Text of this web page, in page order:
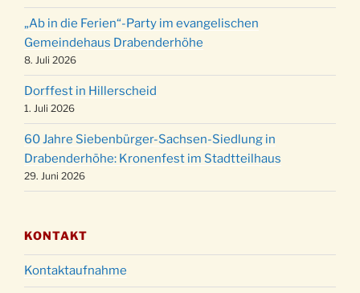
24.12.
Weihnachtsgottesdienst in der Kirche um
15:00 Uhr
24.12.
Weihnachtsgottesdienst in der Kirche um
18:00 Uhr
24.12.
Christmette mit der ev. Jugend in der Kirche
um 23:00 Uhr
31.12.
Gottesdienst zu Silvester in der Kirche um
18:00 Uhr
„Ab in die Ferien“-Party im evangelischen
Gemeindehaus Drabenderhöhe
8. Juli 2026
Dorffest in Hillerscheid
1. Juli 2026
60 Jahre Siebenbürger-Sachsen-Siedlung in
Drabenderhöhe: Kronenfest im Stadtteilhaus
29. Juni 2026
KONTAKT
Kontaktaufnahme